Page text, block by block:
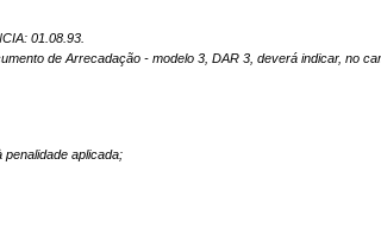
01.08.93.
de Arrecadação - modelo 3, DAR 3, deverá indicar, no
aplicada;